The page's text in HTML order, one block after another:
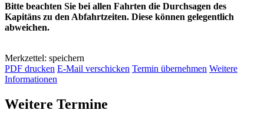
Bitte beachten Sie bei allen Fahrten die Durchsagen des
Kapitäns zu den Abfahrtzeiten. Diese können gelegentlich
abweichen.
Merkzettel: speichern
PDF drucken E-Mail verschicken Termin übernehmen Weitere
Informationen
Weitere Termine